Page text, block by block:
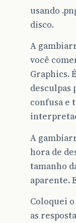
usando
disco.
A
você
Graphics.
confusa e
A
hora de
tamanho
aparente.
Coloquei
as